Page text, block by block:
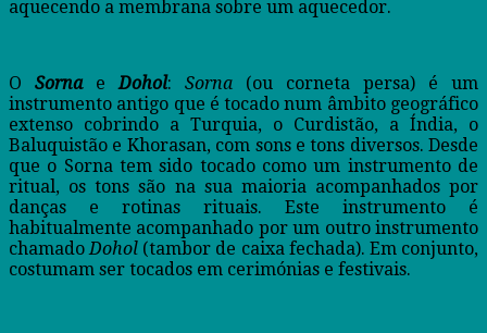
aquecendo a membrana sobre um aquecedor.
O SornaeDohol: Sorna (ou corneta persa) é um
instrumento antigo que é tocado num âmbito geográfico
extenso cobrindo a Turquia, o Curdistão, a Índia, o
Baluquistão e Khorasan, com sons e tons diversos. Desde
que o Sorna tem sido tocado como um instrumento de
ritual, os tons são na sua maioria acompanhados por
danças e rotinas rituais. Este instrumento é
habitualmente acompanhado por um outro instrumento
chamadoDohol (tambor de caixa fechada). Em conjunto,
costumam ser tocados em cerimónias e festivais.